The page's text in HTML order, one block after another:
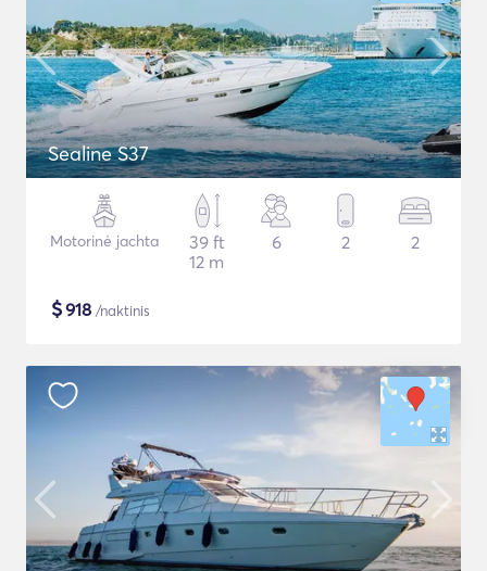
Sealine S37
Motorinė jachta
39 ft
12 m
6 2 2
$918 /naktinis